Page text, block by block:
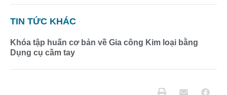
TIN TỨC KHÁC
Khóa tập huấn cơ bản về Gia công Kim loại bằng
Dụng cụ cầm tay